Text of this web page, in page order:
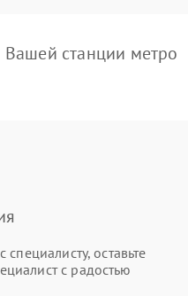
станции метро
специалисту, оставьте
с радостью